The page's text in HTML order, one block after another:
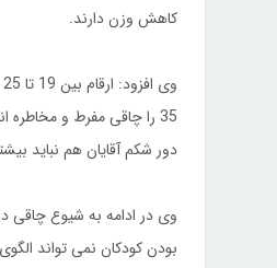
کاهش وزن دارند.
دور شکم آقایان هم نباید بیشتر از 102
وی در ادامه به شیوع چاقی
بودن کودکان نمی تواند